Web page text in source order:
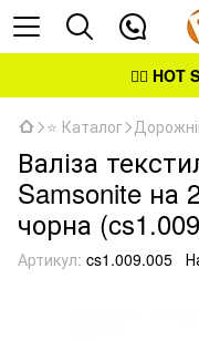
👉🏻 HOT
⭐ Каталог
Валіза
Samsonite на
чорна
Артикул: cs1.009.005